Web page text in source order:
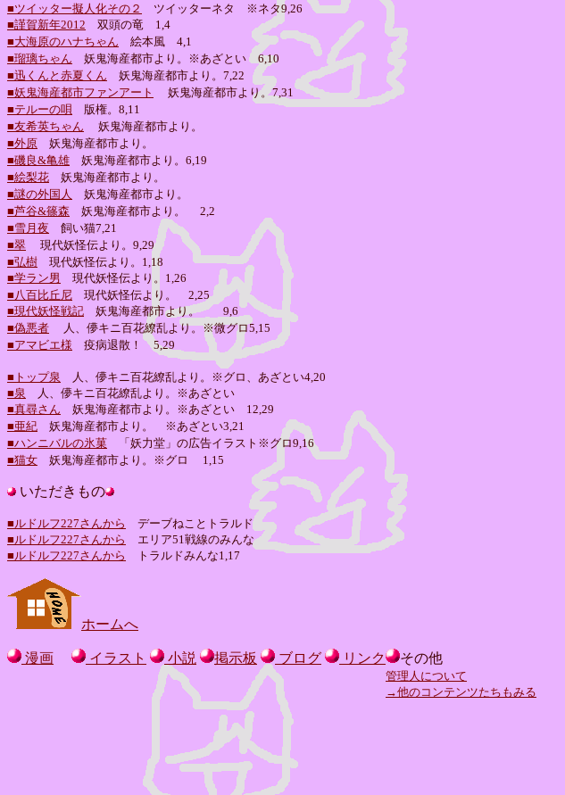
■ツイッター擬人化その２
ツイッターネタ ※ネタ9,26
■謹賀新年2012 双頭の竜 1,4
■大海原のハナちゃん 絵本風 4,1
■瑠璃ちゃん 妖鬼海産都市より。※あざとい 6,10
■迅くんと赤夏くん 妖鬼海産都市より。7,22
■妖鬼海産都市ファンアート
妖鬼海産都市より。7,31
■テルーの唄 版権。8,11
■友希英ちゃん
妖鬼海産都市より。
■外原 妖鬼海産都市より。
■磯良&亀雄 妖鬼海産都市より。 6,19
■絵梨花 妖鬼海産都市より。
■謎の外国人
妖鬼海産都市より。
■芦谷&篠森 妖鬼海産都市より。
2,2
■雪月夜 飼い猫7,21
■翠
現代妖怪伝より。9,29
■弘樹 現代妖怪伝より。 1,18
■学ラン男 現代妖怪伝より。 1,26
■八百比丘尼 現代妖怪伝より。 2,25
■現代妖怪戦記 妖鬼海産都市より。 9,6
■偽悪者
人、儚キニ百花繚乱より。※微グロ5,15
■アマビエ様 疫病退散！ 5,29
■トップ泉 人、儚キニ百花繚乱より。※グロ、あざとい4,20
■泉 人、儚キニ百花繚乱より。※あざとい
■真尋さん 妖鬼海産都市より。※あざとい 12,29
■亜紀 妖鬼海産都市より。 ※あざとい3,21
■ハンニバルの氷菓 「妖力堂」の広告イラスト※グロ9,16
■猫女 妖鬼海産都市より。※グロ 1,15
いただきもの
■ルドルフ227さんから
デーブねことトラルド
■ルドルフ227さんから
エリア51戦線のみんな
■ルドルフ227さんから
トラルドみんな1,17
ホームへ
漫画 イラスト 小説 掲示板 ブログ リンク その他
管理人について
→他のコンテンツたちもみる